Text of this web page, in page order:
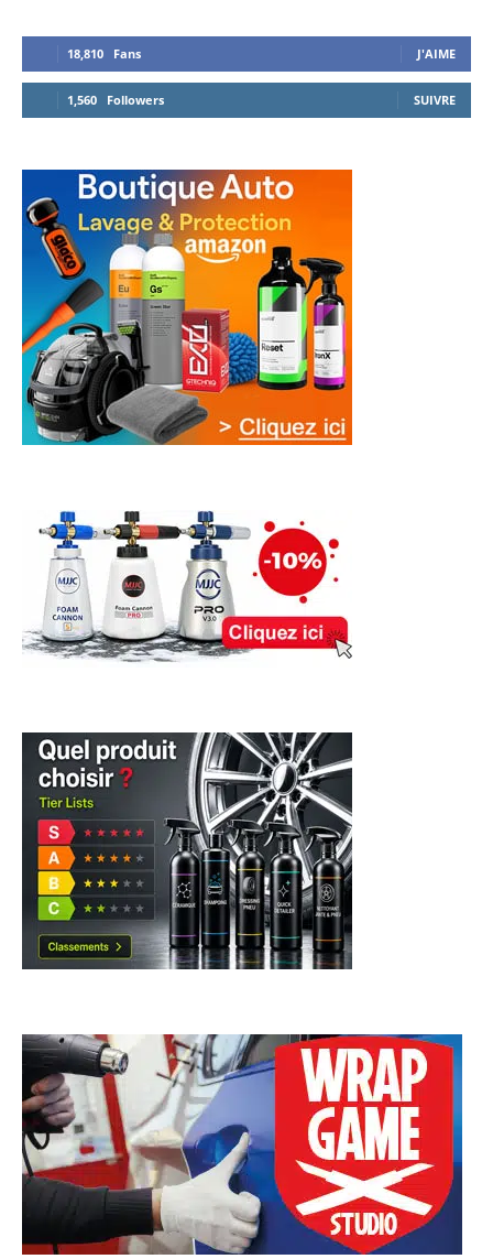
18,810 Fans J'AIME
1,560 Followers SUIVRE